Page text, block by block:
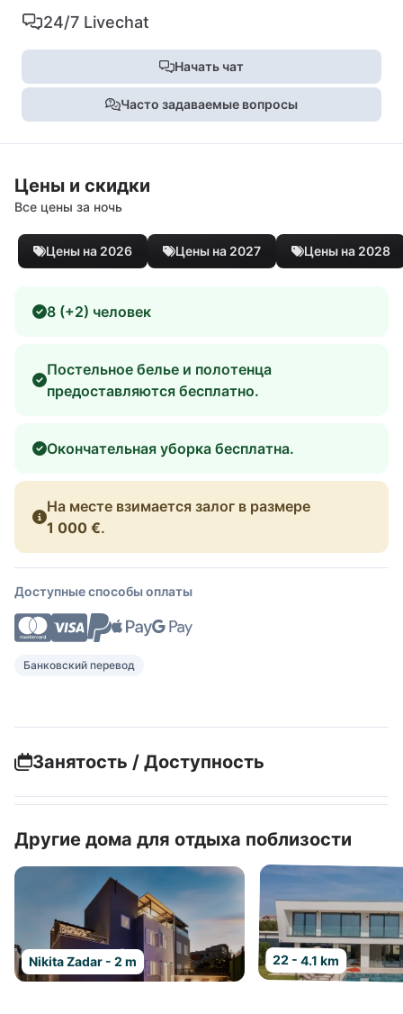
24/7 Livechat
Начать чат
Часто задаваемые вопросы
Цены и скидки
Все цены за ночь
Цены на 2026 Цены на 2027 Цены на 2028
8 (+2) человек
Постельное белье и полотенца
предоставляются бесплатно.
Окончательная уборка бесплатна.
На месте взимается залог в размере
1 000 €.
Доступные способы оплаты
Банковский перевод
Занятость / Доступность
Другие дома для отдыха поблизости
Nikita Zadar - 2 m 22 - 4.1 km